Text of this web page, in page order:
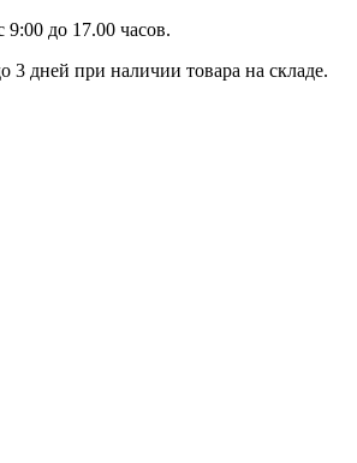
9:00 до 17.00 часов.
3 дней при наличии товара на складе.